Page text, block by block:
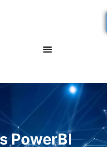
PowerBI